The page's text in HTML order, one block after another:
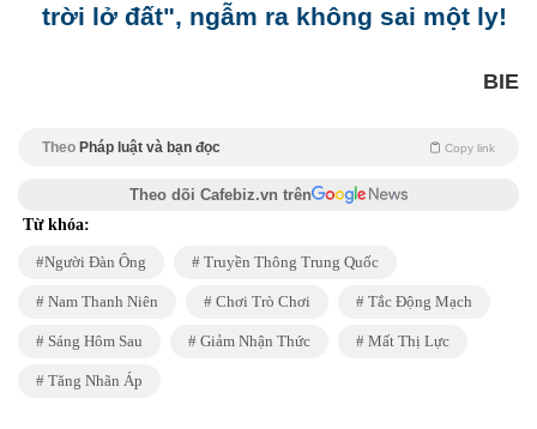
trời lở đất", ngẫm ra không sai một ly!
BIE
Theo Pháp luật và bạn đọc Copy link
Theo dõi Cafebiz.vn trên
Từ khóa:
Người Đàn Ông Truyền Thông Trung Quốc
Nam Thanh Niên Chơi Trò Chơi Tắc Động Mạch
Sáng Hôm Sau Giảm Nhận Thức Mất Thị Lực
Tăng Nhãn Áp